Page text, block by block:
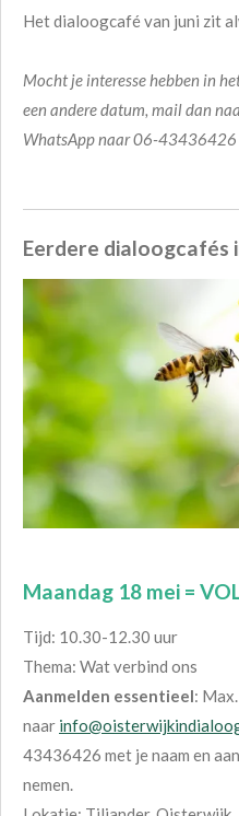
Het dialoogcafé van juni zit
Mocht je interesse hebben in
een andere datum, mail dan
WhatsApp naar 06-43436426
Eerdere dialoogcafés
Maandag 18 mei =
Tijd: 10.30-12.30 uur
Thema: Wat verbind ons
Aanmelden essentieel:
naar
43436426 met je naam en
nemen.